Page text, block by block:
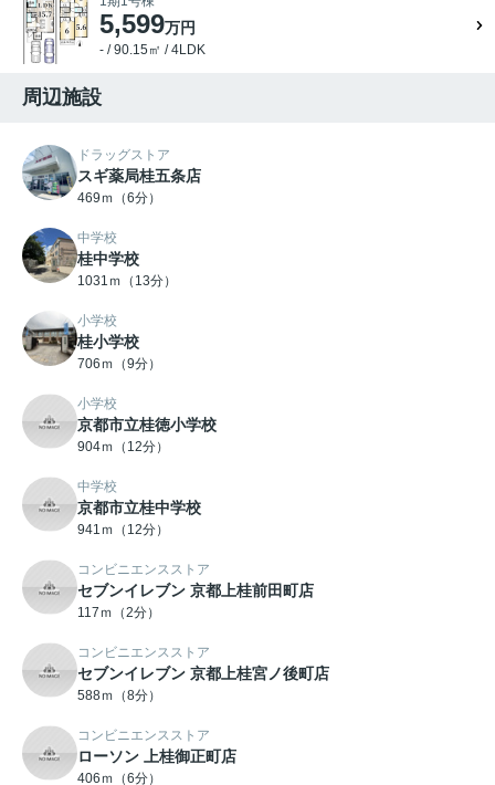
5,599万円
- / 90.15㎡ / 4LDK
周辺施設
ドラッグストア
スギ薬局桂五条店
469ｍ（6分）
中学校
桂中学校
1031ｍ（13分）
小学校
桂小学校
706ｍ（9分）
小学校
京都市立桂徳小学校
904ｍ（12分）
中学校
京都市立桂中学校
941ｍ（12分）
コンビニエンスストア
セブンイレブン 京都上桂前田町店
117ｍ（2分）
コンビニエンスストア
セブンイレブン 京都上桂宮ノ後町店
588ｍ（8分）
コンビニエンスストア
ローソン 上桂御正町店
406ｍ（6分）